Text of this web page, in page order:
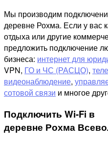
Мы производим
деревне Рохма. Если у вас
отдыха или другие
предложить подключение
бизнеса: интернет для
VPN, ГО и ЧС (РАСЦО),
видеонаблюдение,
сотовой связи и многое
Подключить Wi-Fi в
деревне Рохма